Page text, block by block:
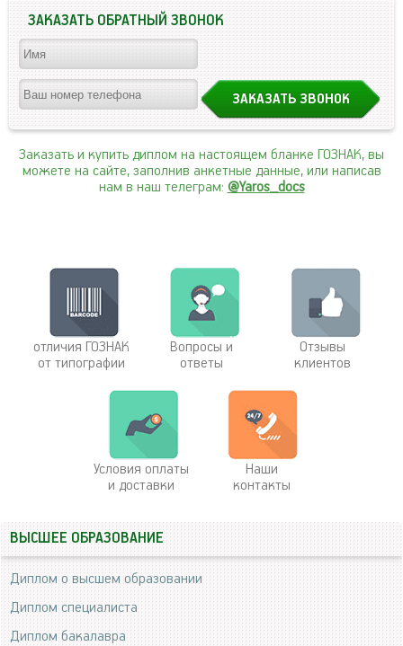
ЗАКАЗАТЬ ОБРАТНЫЙ ЗВОНОК
Заказать и купить диплом на настоящем бланке ГОЗНАК, вы
можете на сайте, заполнив анкетные данные, или написав
нам в наш телеграм: @Yaros_docs
отличия ГОЗНАК
от типографии
Вопросы и
ответы
Отзывы
клиентов
Условия оплаты
и доставки
Наши
контакты
ВЫСШЕЕ ОБРАЗОВАНИЕ
Диплом о высшем образовании
Диплом специалиста
Диплом бакалавра